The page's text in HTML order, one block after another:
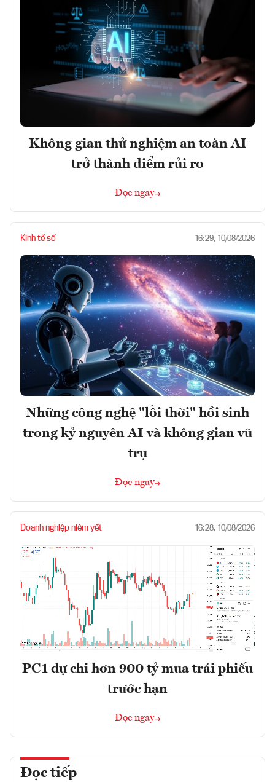
Không gian thử nghiệm an toàn AI
trở thành điểm rủi ro
Đọc ngay
Kinh tế số 16:29, 10/08/2026
Những công nghệ "lỗi thời" hồi sinh
trong kỷ nguyên AI và không gian vũ
trụ
Đọc ngay
Doanh nghiệp niêm yết 16:28, 10/08/2026
PC1 dự chi hơn 900 tỷ mua trái phiếu
trước hạn
Đọc ngay
Đọc tiếp